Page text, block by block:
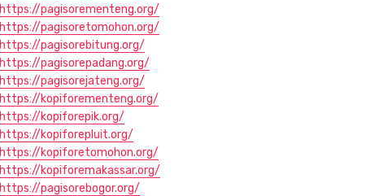
https://pagisorementeng.org/
https://pagisoretomohon.org/
https://pagisorebitung.org/
https://pagisorepadang.org/
https://pagisorejateng.org/
https://kopiforementeng.org/
https://kopiforepik.org/
https://kopiforepluit.org/
https://kopiforetomohon.org/
https://kopiforemakassar.org/
https://pagisorebogor.org/